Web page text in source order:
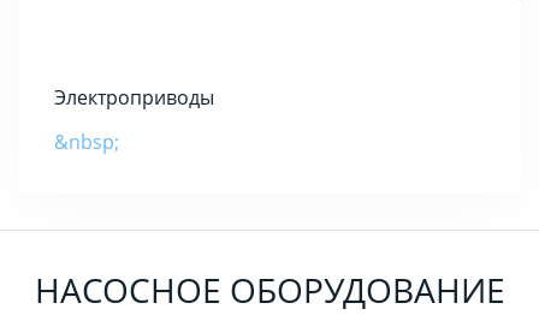
Электроприводы
&nbsp;
НАСОСНОЕ ОБОРУДОВАНИЕ